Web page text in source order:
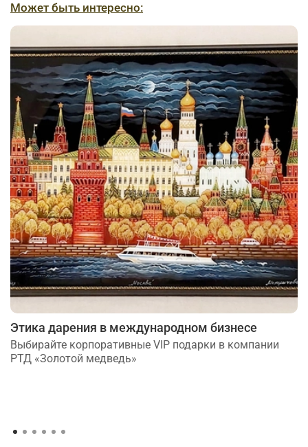
Может быть интересно:
Этика дарения в международном бизнесе
Выбирайте корпоративные VIP подарки в компании
РТД «Золотой медведь»